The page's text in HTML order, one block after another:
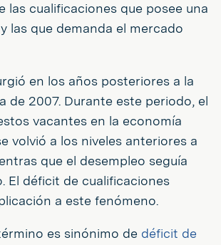
las cualificaciones que posee una
las que demanda el mercado
en los años posteriores a la
de 2007. Durante este periodo, el
vacantes en la economía
volvió a los niveles anteriores a
que el desempleo seguía
El déficit de cualificaciones
a este fenómeno.
es sinónimo de déficit de